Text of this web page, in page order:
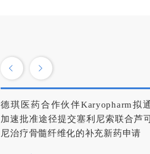
德琪医药合作伙伴Karyopharm拟
加速批准途径提交塞利尼索联合芦
尼治疗骨髓纤维化的补充新药申请